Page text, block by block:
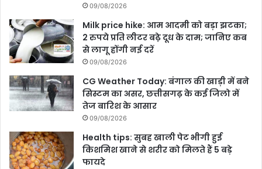
09/08/2026
Milk price hike: आम आदमी को बड़ा झटका;
2 रुपये प्रति लीटर बढ़े दूध के दाम; जानिए कब
से लागू होंगी नई दरें
09/08/2026
CG Weather Today: बंगाल की खाड़ी में बने
सिस्टम का असर, छत्तीसगढ़ के कई जिलो में
तेज बारिश के आसार
09/08/2026
Health tips: सुबह खाली पेट भीगी हुई
किशमिश खाने से शरीर को मिलते हैं 5 बड़े
फायदे